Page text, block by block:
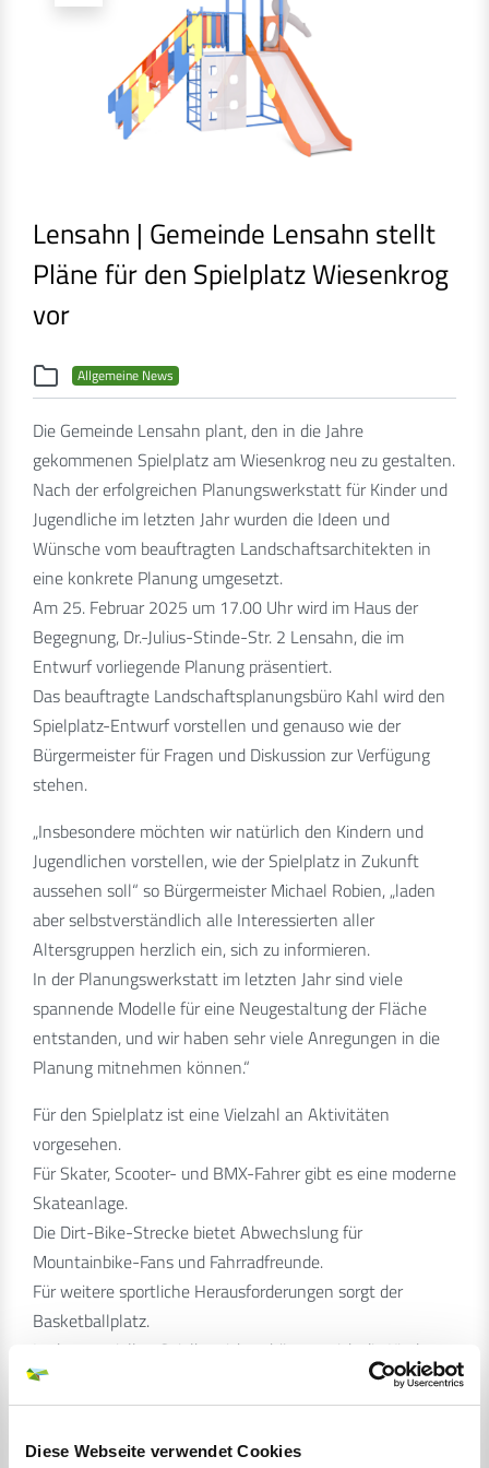
Diese Webseite verwendet Cookies
Lensahn | Gemeinde Lensahn stellt
Pläne für den Spielplatz Wiesenkrog
vor
Allgemeine News
Die Gemeinde Lensahn plant, den in die Jahre
gekommenen Spielplatz am Wiesenkrog neu zu gestalten.
Nach der erfolgreichen Planungswerkstatt für Kinder und
Jugendliche im letzten Jahr wurden die Ideen und
Wünsche vom beauftragten Landschaftsarchitekten in
eine konkrete Planung umgesetzt.
Am 25. Februar 2025 um 17.00 Uhr wird im Haus der
Begegnung, Dr.-Julius-Stinde-Str. 2 Lensahn, die im
Entwurf vorliegende Planung präsentiert.
Das beauftragte Landschaftsplanungsbüro Kahl wird den
Spielplatz-Entwurf vorstellen und genauso wie der
Bürgermeister für Fragen und Diskussion zur Verfügung
stehen.
„Insbesondere möchten wir natürlich den Kindern und
Jugendlichen vorstellen, wie der Spielplatz in Zukunft
aussehen soll“ so Bürgermeister Michael Robien, „laden
aber selbstverständlich alle Interessierten aller
Altersgruppen herzlich ein, sich zu informieren.
In der Planungswerkstatt im letzten Jahr sind viele
spannende Modelle für eine Neugestaltung der Fläche
entstanden, und wir haben sehr viele Anregungen in die
Planung mitnehmen können.“
Für den Spielplatz ist eine Vielzahl an Aktivitäten
vorgesehen.
Für Skater, Scooter- und BMX-Fahrer gibt es eine moderne
Skateanlage.
Die Dirt-Bike-Strecke bietet Abwechslung für
Mountainbike-Fans und Fahrradfreunde.
Für weitere sportliche Herausforderungen sorgt der
Basketballplatz.
In den speziellen Spielbereichen können sich die Kinder
verschiedener Altersgruppen austoben.
Alle Interessierten sind herzlich eingeladen, an der